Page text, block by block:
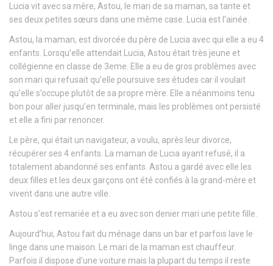
Lucia vit avec sa mère, Astou, le mari de sa maman, sa tante et
ses deux petites sœurs dans une même case. Lucia est l’ainée.
Astou, la maman, est divorcée du père de Lucia avec qui elle a eu 4
enfants. Lorsqu’elle attendait Lucia, Astou était très jeune et
collégienne en classe de 3eme. Elle a eu de gros problèmes avec
son mari qui refusait qu’elle poursuive ses études car il voulait
qu’elle s’occupe plutôt de sa propre mère. Elle a néanmoins tenu
bon pour aller jusqu’en terminale, mais les problèmes ont persisté
et elle a fini par renoncer.
Le père, qui était un navigateur, a voulu, après leur divorce,
récupérer ses 4 enfants. La maman de Lucia ayant refusé, il a
totalement abandonné ses enfants. Astou a gardé avec elle les
deux filles et les deux garçons ont été confiés à la grand-mère et
vivent dans une autre ville.
Astou s’est remariée et a eu avec son denier mari une petite fille.
Aujourd’hui, Astou fait du ménage dans un bar et parfois lave le
linge dans une maison. Le mari de la maman est chauffeur.
Parfois il dispose d’une voiture mais la plupart du temps il reste